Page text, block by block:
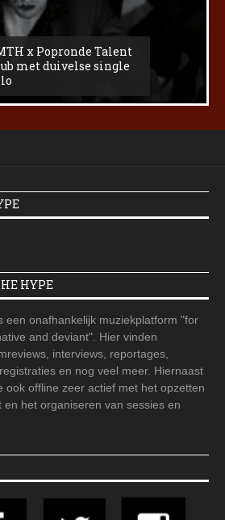
x Popronde Talent
met duivelse single
HYPE
een onafhankelijk muziekplatform "for
and deviant". Hier vinden
interviews, reportages,
en nog veel meer. Hiernaast
ook offline zeer actief met het opzetten
het organiseren van sessies en